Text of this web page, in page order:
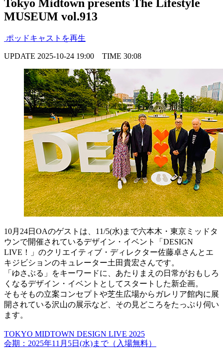
Tokyo Midtown presents The Lifestyle
MUSEUM vol.913
ポッドキャストを再生
UPDATE 2025-10-24 19:00 TIME 30:08
10月24日OAのゲストは、11/5(水)まで六本木・東京ミッドタ
ウンで開催されているデザイン・イベント「DESIGN
LIVE！」のクリエイティブ・ディレクター佐藤卓さんとエ
キジビションのキュレーター土田貴宏さんです。
「ゆさぶる」をキーワードに、あたりまえの日常がおもしろ
くなるデザイン・イベントとしてスタートした新企画。
そもそもの立案コンセプトや芝生広場からガレリア館内に展
開されている沢山の展示など、その見どころをたっぷり伺い
ます。
TOKYO MIDTOWN DESIGN LIVE 2025
会期：2025年11月5日(水)まで（入場無料）